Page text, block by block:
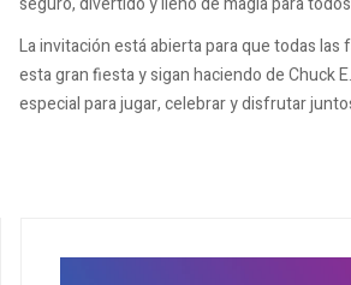
La invitación está abierta para que todas las
esta gran fiesta y sigan haciendo de Chuck
especial para jugar, celebrar y disfrutar